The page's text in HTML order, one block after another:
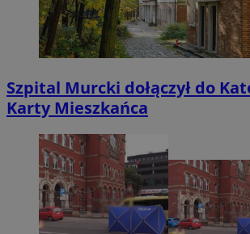
Szpital Murcki dołączył do
Karty Mieszkańca